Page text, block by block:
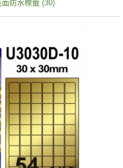
防水標籤 (30)